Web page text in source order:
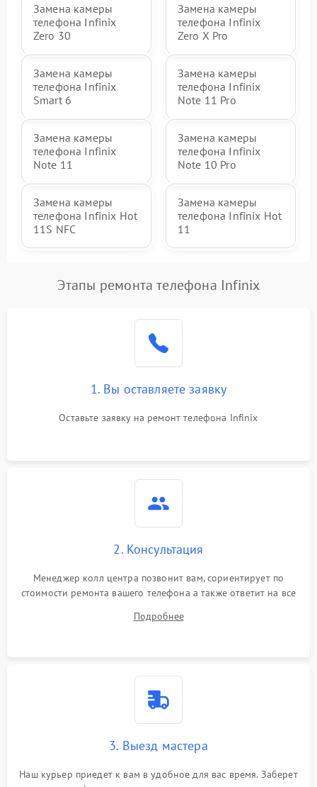
Замена камеры
телефона Infinix
Zero 30
Замена камеры
телефона Infinix
Zero X Pro
Замена камеры
телефона Infinix
Smart 6
Замена камеры
телефона Infinix
Note 11 Pro
Замена камеры
телефона Infinix
Note 11
Замена камеры
телефона Infinix
Note 10 Pro
Замена камеры
телефона Infinix Hot
11S NFC
Замена камеры
телефона Infinix Hot
11
Этапы ремонта телефона Infinix
1. Вы оставляете заявку
Оставьте заявку на ремонт телефона Infinix
2. Консультация
Менеджер колл центра позвонит вам, сориентирует по
стоимости ремонта вашего телефона а также ответит на все
Подробнее
3. Выезд мастера
Наш курьер приедет к вам в удобное для вас время. Заберет